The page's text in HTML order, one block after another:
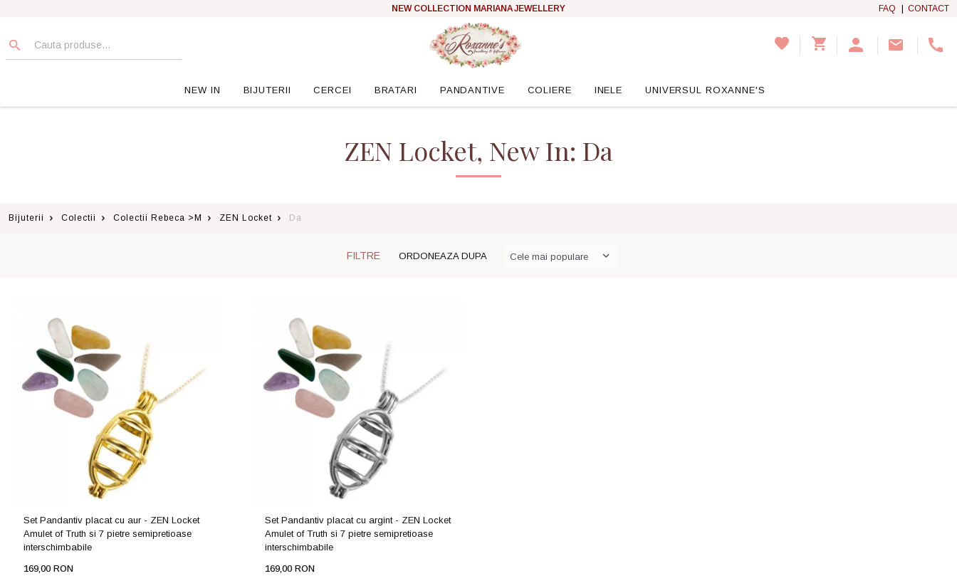
NEW COLLECTION MARIANA JEWELLERY FAQ CONTACT
NEW IN BIJUTERII CERCEI BRATARI PANDANTIVE COLIERE INELE UNIVERSUL ROXANNE'S
ZEN Locket, New In: Da
Bijuterii Colectii Colectii Rebeca >M ZEN Locket Da
FILTRE ORDONEAZA DUPA
Set Pandantiv placat cu aur - ZEN Locket
Amulet of Truth si 7 pietre semipretioase
interschimbabile
169,00 RON
Set Pandantiv placat cu argint - ZEN Locket
Amulet of Truth si 7 pietre semipretioase
interschimbabile
169,00 RON